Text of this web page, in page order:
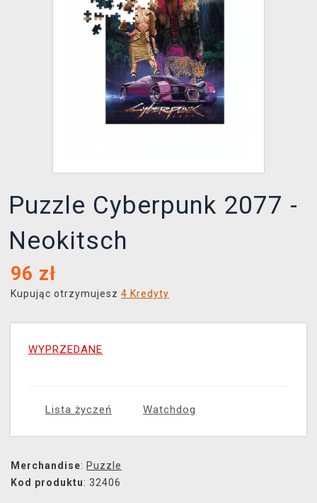
XZONE KLUB
Puzzle Cyberpunk 2077 -
Neokitsch
96 zł
Kupując otrzymujesz 4 Kredyty
WYPRZEDANE
Lista życzeń Watchdog
Merchandise: Puzzle
Kod produktu: 32406